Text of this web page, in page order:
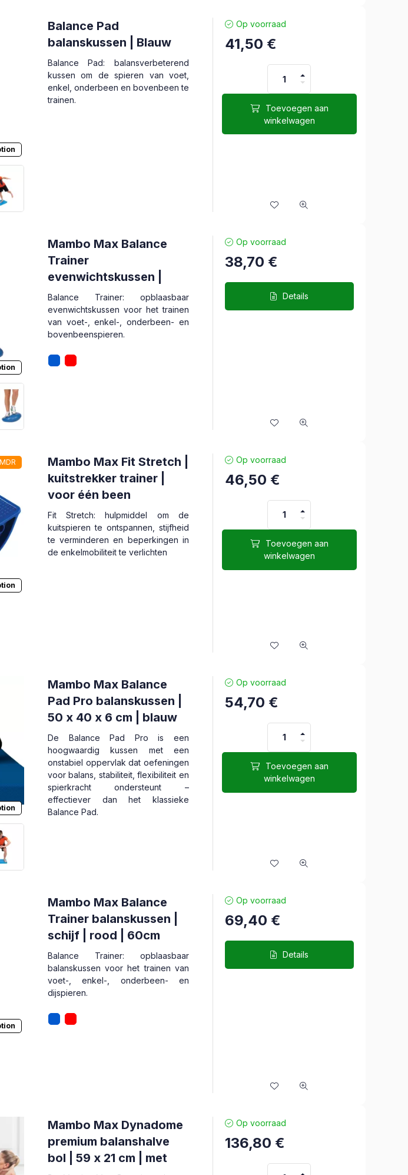
Balance Pad
balanskussen | Blauw
Balance Pad: balansverbeterend
kussen om de spieren van voet,
enkel, onderbeen en bovenbeen te
trainen.
Op voorraad
41,50 €
Toevoegen aan
winkelwagen
Mambo Max Balance
Trainer
evenwichtskussen |
schijf | blauw | 45 cm
Balance Trainer: opblaasbaar
evenwichtskussen voor het trainen
van voet-, enkel-, onderbeen- en
bovenbeenspieren.
Op voorraad
38,70 €
Details
Mambo Max Fit Stretch |
kuitstrekker trainer |
voor één been
Fit Stretch: hulpmiddel om de
kuitspieren te ontspannen, stijfheid
te verminderen en beperkingen in
de enkelmobiliteit te verlichten
Op voorraad
46,50 €
Toevoegen aan
winkelwagen
Mambo Max Balance
Pad Pro balanskussen |
50 x 40 x 6 cm | blauw
De Balance Pad Pro is een
hoogwaardig kussen met een
onstabiel oppervlak dat oefeningen
voor balans, stabiliteit, flexibiliteit en
spierkracht ondersteunt –
effectiever dan het klassieke
Balance Pad.
Op voorraad
54,70 €
Toevoegen aan
winkelwagen
Mambo Max Balance
Trainer balanskussen |
schijf | rood | 60cm
Balance Trainer: opblaasbaar
balanskussen voor het trainen van
voet-, enkel-, onderbeen- en
dijspieren.
Op voorraad
69,40 €
Details
Mambo Max Dynadome
premium balanshalve
bol | 59 x 21 cm | met
Op voorraad
136,80 €